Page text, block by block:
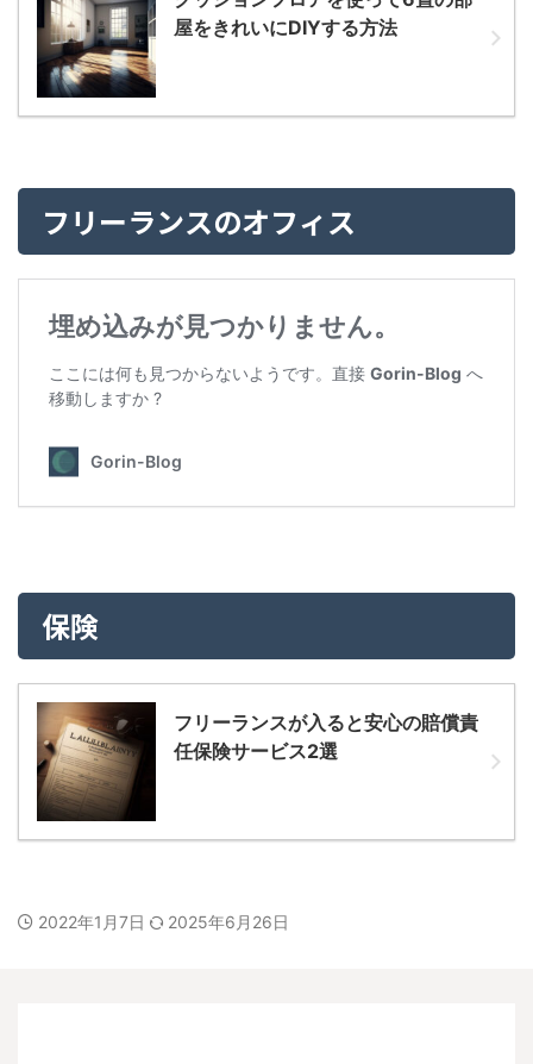
屋をきれいにDIYする方法
フリーランスのオフィス
保険
フリーランスが入ると安心の賠償責
任保険サービス2選
2022年1月7日 2025年6月26日